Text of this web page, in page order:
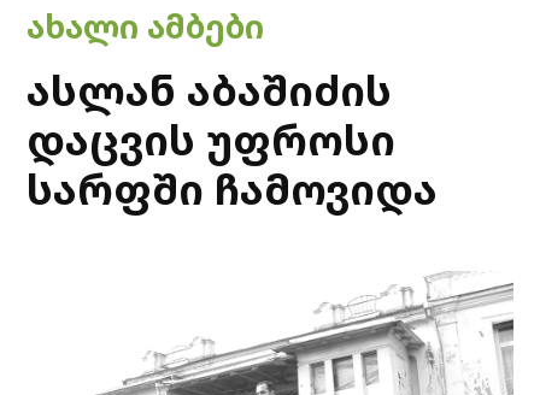
POSTED
IN
ᲐᲮᲐᲚᲘ ᲐᲛᲑᲔᲑᲘ
ასლან აბაშიძის
დაცვის უფროსი
სარფში ჩამოვიდა